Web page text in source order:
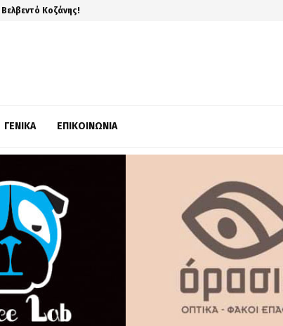
Κοζάνης!
ΓΕΝΙΚΆ ΕΠΙΚΟΙΝΩΝΊΑ